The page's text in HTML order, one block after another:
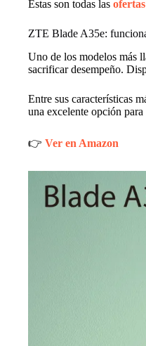
Estas son todas las
ZTE Blade A35e:
Uno de los modelos más
sacrificar desempeño.
Entre sus características
una excelente opción
👉 Ver en Amazon